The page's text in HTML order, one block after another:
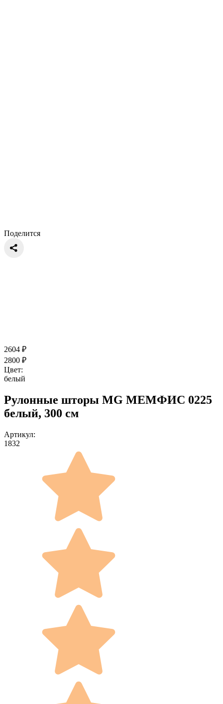
Поделится
2604 ₽
2800 ₽
Цвет:
белый
Рулонные шторы MG МЕМФИС 0225
белый, 300 см
Артикул:
1832